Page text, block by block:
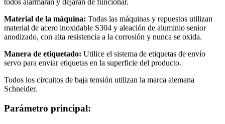
todos alarmarán y dejarán de funcionar.
Material de la máquina: Todas las máquinas y repuestos utilizan
material de acero inoxidable S304 y aleación de aluminio senior
anodizado, con alta resistencia a la corrosión y nunca se oxida.
Manera de etiquetado: Utilice el sistema de etiquetas de envío
servo para enviar etiquetas en la superficie del producto.
Todos los circuitos de baja tensión utilizan la marca alemana
Schneider.
Parámetro principal: